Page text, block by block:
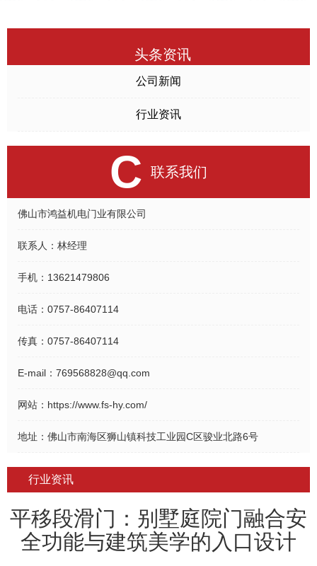
头条资讯
公司新闻
行业资讯
C 联系我们
佛山市鸿益机电门业有限公司
联系人： 林经理
手机： 13621479806
电话： 0757-86407114
传真： 0757-86407114
E-mail： 769568828@qq.com
网站： https://www.fs-hy.com/
地址： 佛山市南海区狮山镇科技工业园C区骏业北路6号
行业资讯
平移段滑门：别墅庭院门融合安
全功能与建筑美学的入口设计